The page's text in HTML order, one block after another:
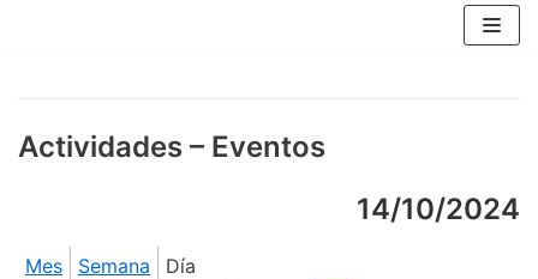
Actividades – Eventos
14/10/2024
Mes Semana Día